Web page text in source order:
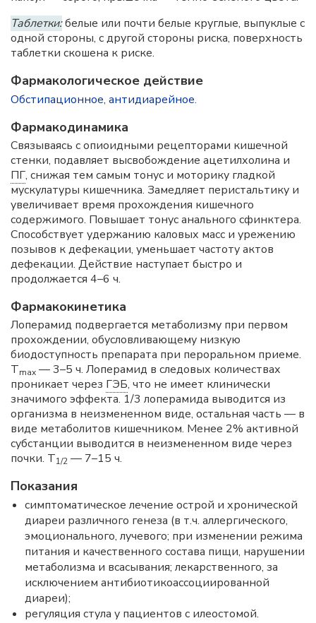
Таблетки:белые или почти белые круглые, выпуклые с
одной стороны, с другой стороны риска, поверхность
таблетки скошена к риске.
Фармакологическое действие
Обстипационное, антидиарейное.
Фармакодинамика
Связываясь с опиоидными рецепторами кишечной
стенки, подавляет высвобождение ацетилхолина и
ПГ, снижая тем самым тонус и моторику гладкой
мускулатуры кишечника. Замедляет перистальтику и
увеличивает время прохождения кишечного
содержимого. Повышает тонус анального сфинктера.
Способствует удержанию каловых масс и урежению
позывов к дефекации, уменьшает частоту актов
дефекации. Действие наступает быстро и
продолжается 4–6 ч.
Фармакокинетика
Лоперамид подвергается метаболизму при первом
прохождении, обусловливающему низкую
биодоступность препарата при пероральном приеме.
Tmax — 3–5 ч. Лоперамид в следовых количествах
проникает через ГЭБ, что не имеет клинически
значимого эффекта. 1/3 лоперамида выводится из
организма в неизмененном виде, остальная часть — в
виде метаболитов кишечником. Менее 2% активной
субстанции выводится в неизмененном виде через
почки. T1/2 — 7–15 ч.
Показания
симптоматическое лечение острой и хронической
диареи различного генеза (в т.ч. аллергического,
эмоционального, лучевого; при изменении режима
питания и качественного состава пищи, нарушении
метаболизма и всасывания; лекарственного, за
исключением антибиотикоассоциированной
диареи);
регуляция стула у пациентов с илеостомой.